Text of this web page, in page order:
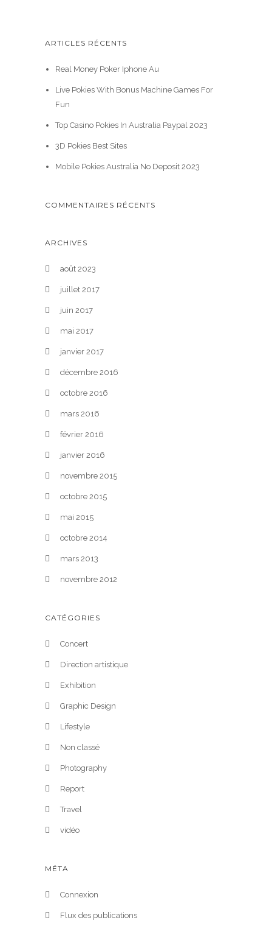
ARTICLES RÉCENTS
Real Money Poker Iphone Au
Live Pokies With Bonus Machine Games For
Fun
Top Casino Pokies In Australia Paypal 2023
3D Pokies Best Sites
Mobile Pokies Australia No Deposit 2023
COMMENTAIRES RÉCENTS
ARCHIVES
août 2023
juillet 2017
juin 2017
mai 2017
janvier 2017
décembre 2016
octobre 2016
mars 2016
février 2016
janvier 2016
novembre 2015
octobre 2015
mai 2015
octobre 2014
mars 2013
novembre 2012
CATÉGORIES
Concert
Direction artistique
Exhibition
Graphic Design
Lifestyle
Non classé
Photography
Report
Travel
vidéo
MÉTA
Connexion
Flux des publications